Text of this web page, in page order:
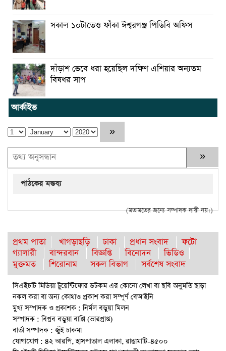
সকাল ১০টাতেও ফাঁকা ঈশ্বরগঞ্জ পিডিবি অফিস
দাঁড়াশ ভেবে ধরা হয়েছিল দক্ষিণ এশিয়ার অন্যতম
বিষধর সাপ
আর্কাইভ
পাঠকের মন্তব্য
(মতামতের জন্যে সম্পাদক দায়ী নয়।)
প্রথম পাতা খাগড়াছড়ি ঢাকা প্রধান সংবাদ
ফটো
গ্যালারী
বান্দরবান বিজ্ঞপ্তি বিনোদন
ভিডিও
মুক্তমত
শিরোনাম সকল বিভাগ সর্বশেষ সংবাদ
সিএইচটি মিডিয়া টুয়েন্টিফোর ডটকম এর কোনো লেখা বা ছবি অনুমতি ছাড়া
নকল করা বা অন্য কোথাও প্রকাশ করা সম্পূর্ণ বেআইনি
মুখ্য সম্পাদক ও প্রকাশক : নির্মল বড়ুয়া মিলন
সম্পাদক : বিপ্লব বড়ুয়া বাপ্পি (ভারপ্রাপ্ত)
বার্তা সম্পাদক : জুঁই চাকমা
যোগাযোগ : ৪২ আরপি, হাসপাতাল এলাকা, রাঙামাটি-৪৫০০